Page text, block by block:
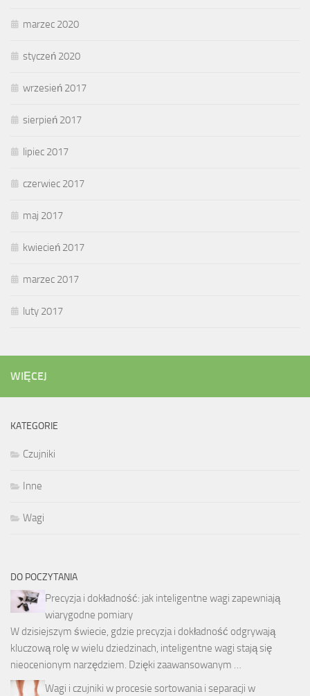
marzec 2020
styczeń 2020
wrzesień 2017
sierpień 2017
lipiec 2017
czerwiec 2017
maj 2017
kwiecień 2017
marzec 2017
luty 2017
WIĘCEJ
KATEGORIE
Czujniki
Inne
Wagi
DO POCZYTANIA
Precyzja i dokładność: jak inteligentne wagi zapewniają
wiarygodne pomiary
W dzisiejszym świecie, gdzie precyzja i dokładność odgrywają
kluczową rolę w wielu dziedzinach, inteligentne wagi stają się
nieocenionym narzędziem. Dzięki zaawansowanym …
Wagi i czujniki w procesie sortowania i separacji w